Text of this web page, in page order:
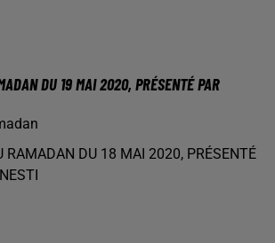
DU 19 MAI 2020, PRÉSENTÉ PAR